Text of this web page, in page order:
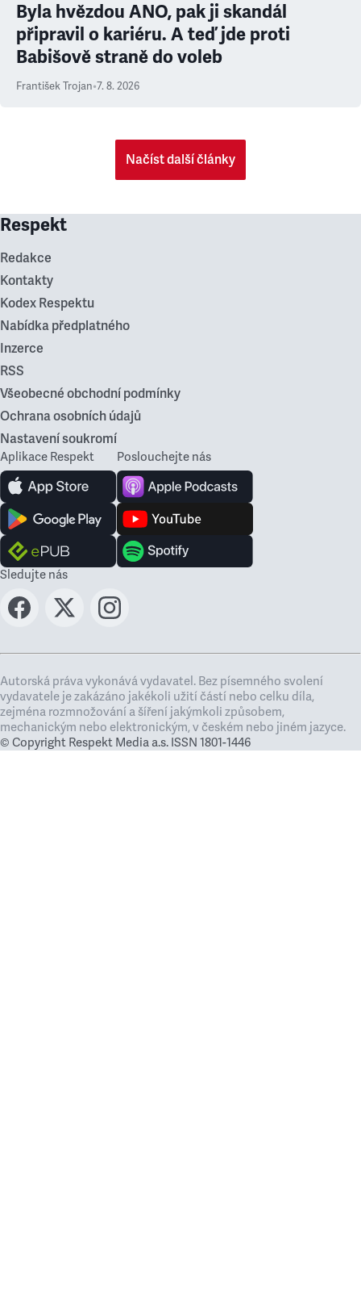
Byla hvězdou ANO, pak ji skandál
připravil o kariéru. A teď jde proti
Babišově straně do voleb
František Trojan•7. 8. 2026
Načíst další články
Respekt
Redakce
Kontakty
Kodex Respektu
Nabídka předplatného
Inzerce
RSS
Všeobecné obchodní podmínky
Ochrana osobních údajů
Nastavení soukromí
Aplikace Respekt Poslouchejte nás
Sledujte nás
Autorská práva vykonává vydavatel. Bez písemného svolení
vydavatele je zakázáno jakékoli užití částí nebo celku díla,
zejména rozmnožování a šíření jakýmkoli způsobem,
mechanickým nebo elektronickým, v českém nebo jiném jazyce.
© Copyright Respekt Media a.s. ISSN 1801-1446